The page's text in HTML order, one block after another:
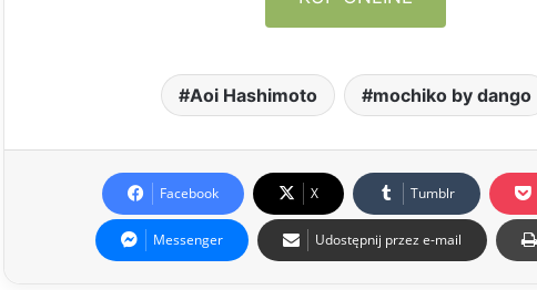
Aoi Hashimoto mochiko by dango
Facebook X Tumblr
Messenger Udostępnij przez e-mail